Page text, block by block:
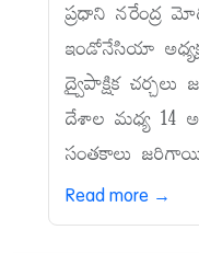
ప్రధాని నరేంద్ర
ఇండోనేసియా
ద్వైపాక్షిక
దేశాల మధ్య 14
సంతకాలు
Read more →